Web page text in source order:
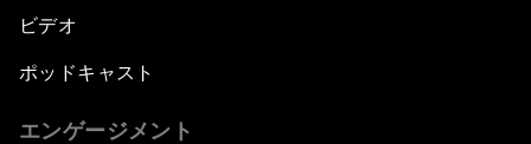
ビデオ
ポッドキャスト
エンゲージメント